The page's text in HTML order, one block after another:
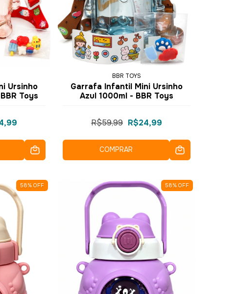
Ursinho
Toys
BBR TOYS
Garrafa Infantil Mini Ursinho
Azul 1000ml - BBR Toys
R$59,99 R$24,99
COMPRAR
58% OFF 58% OFF